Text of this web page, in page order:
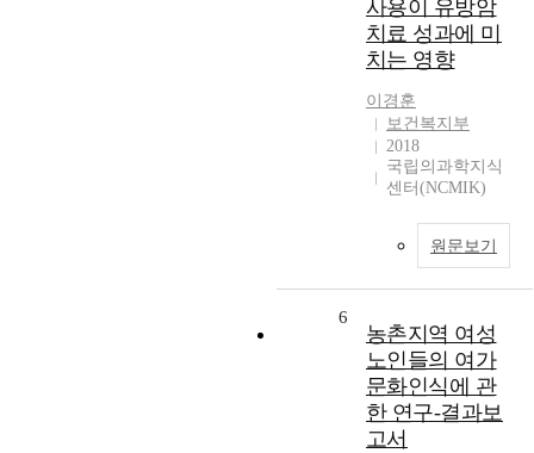
사용이 유방암
치료 성과에 미
치는 영향
이경훈
보건복지부
2018
국립의과학지식
센터(NCMIK)
원문보기
6
농촌지역 여성
노인들의 여가
문화인식에 관
한 연구-결과보
고서